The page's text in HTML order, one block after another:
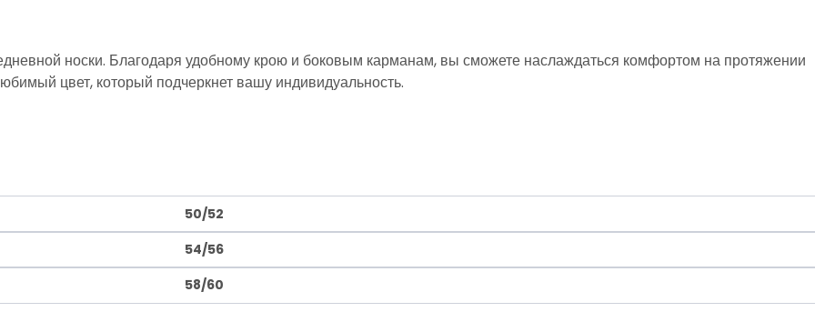
носки. Благодаря удобному крою и боковым карманам, вы сможете наслаждаться комфортом на протяжении
цвет, который подчеркнет вашу индивидуальность.
50/52
54/56
58/60